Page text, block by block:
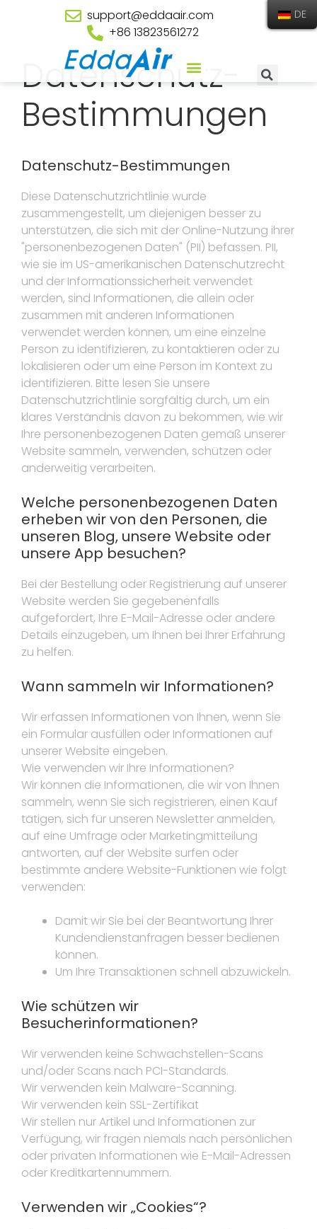
support@eddaair.com
+86 13823561272
Datenschutz-
Bestimmungen
Datenschutz-Bestimmungen
Diese Datenschutzrichtlinie wurde
zusammengestellt, um diejenigen besser zu
unterstützen, die sich mit der Online-Nutzung ihrer
"personenbezogenen Daten" (PII) befassen. PII,
wie sie im US-amerikanischen Datenschutzrecht
und der Informationssicherheit verwendet
werden, sind Informationen, die allein oder
zusammen mit anderen Informationen
verwendet werden können, um eine einzelne
Person zu identifizieren, zu kontaktieren oder zu
lokalisieren oder um eine Person im Kontext zu
identifizieren. Bitte lesen Sie unsere
Datenschutzrichtlinie sorgfältig durch, um ein
klares Verständnis davon zu bekommen, wie wir
Ihre personenbezogenen Daten gemäß unserer
Website sammeln, verwenden, schützen oder
anderweitig verarbeiten.
Welche personenbezogenen Daten
erheben wir von den Personen, die
unseren Blog, unsere Website oder
unsere App besuchen?
Bei der Bestellung oder Registrierung auf unserer
Website werden Sie gegebenenfalls
aufgefordert, Ihre E-Mail-Adresse oder andere
Details einzugeben, um Ihnen bei Ihrer Erfahrung
zu helfen.
Wann sammeln wir Informationen?
Wir erfassen Informationen von Ihnen, wenn Sie
ein Formular ausfüllen oder Informationen auf
unserer Website eingeben.
Wie verwenden wir Ihre Informationen?
Wir können die Informationen, die wir von Ihnen
sammeln, wenn Sie sich registrieren, einen Kauf
tätigen, sich für unseren Newsletter anmelden,
auf eine Umfrage oder Marketingmitteilung
antworten, auf der Website surfen oder
bestimmte andere Website-Funktionen wie folgt
verwenden:
Damit wir Sie bei der Beantwortung Ihrer
Kundendienstanfragen besser bedienen
können.
Um Ihre Transaktionen schnell abzuwickeln.
Wie schützen wir
Besucherinformationen?
Wir verwenden keine Schwachstellen-Scans
und/oder Scans nach PCI-Standards.
Wir verwenden kein Malware-Scanning.
Wir verwenden kein SSL-Zertifikat
Wir stellen nur Artikel und Informationen zur
Verfügung, wir fragen niemals nach persönlichen
oder privaten Informationen wie E-Mail-Adressen
oder Kreditkartennummern.
Verwenden wir „Cookies“?
DE